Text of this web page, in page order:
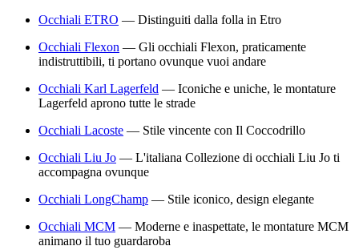
Occhiali ETRO — Distinguiti dalla folla in Etro
Occhiali Flexon — Gli occhiali Flexon, praticamente
indistruttibili, ti portano ovunque vuoi andare
Occhiali Karl Lagerfeld — Iconiche e uniche, le montature
Lagerfeld aprono tutte le strade
Occhiali Lacoste — Stile vincente con Il Coccodrillo
Occhiali Liu Jo — L'italiana Collezione di occhiali Liu Jo ti
accompagna ovunque
Occhiali LongChamp — Stile iconico, design elegante
Occhiali MCM — Moderne e inaspettate, le montature MCM
animano il tuo guardaroba